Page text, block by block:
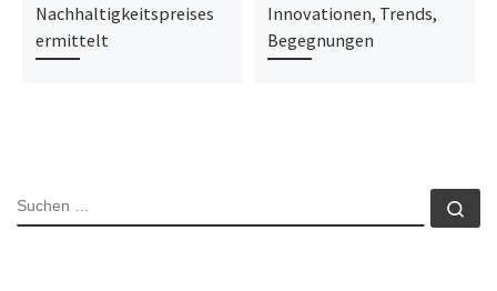
Nachhaltigkeitspreises
ermittelt
Innovationen, Trends,
Begegnungen
SUCHE